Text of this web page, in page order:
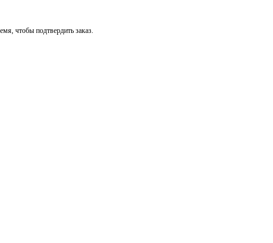
чтобы подтвердить заказ.